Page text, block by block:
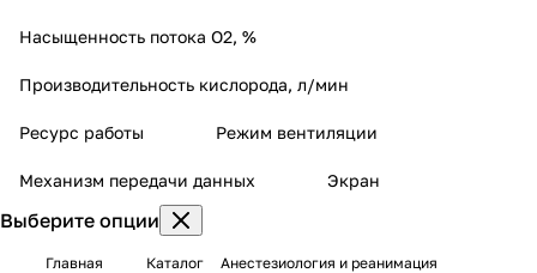
Насыщенность потока О2, %
Производительность кислорода, л/мин
Ресурс работы Режим вентиляции
Механизм передачи данных Экран
Выберите опции
Главная Каталог Анестезиология и реанимация